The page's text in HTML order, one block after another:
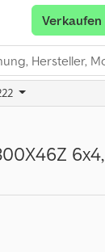
Verkaufen
6x4,